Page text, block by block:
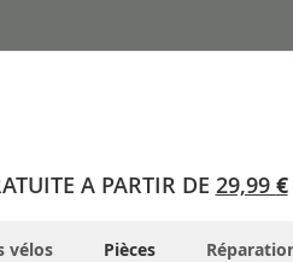
A PARTIR DE 29,99 €
vélos Pièces